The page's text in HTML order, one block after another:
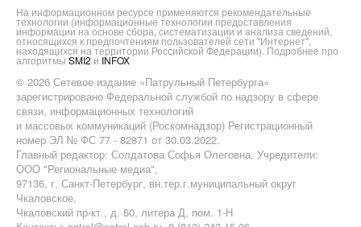
На информационном ресурсе применяются рекомендательные
технологии (информационные технологии предоставления
информации на основе сбора, систематизации и анализа сведений,
относящихся к предпочтениям пользователей сети "Интернет",
находящихся на территории Российской Федерации). Подробнее про
алгоритмы SMI2 и INFOX
© 2026 Сетевое издание «Патрульный Петербурга»
зарегистрировано Федеральной службой по надзору в сфере
связи, информационных технологий
и массовых коммуникаций (Роскомнадзор) Регистрационный
номер ЭЛ № ФС 77 - 82871 от 30.03.2022.
Главный редактор: Солдатова Софья Олеговна. Учредители:
ООО "Региональные медиа",
97136, г. Санкт-Петербург, вн.тер.г.муниципальный округ
Чкаловское,
Чкаловский пр-кт., д. 60, литера Д, пом. 1-Н